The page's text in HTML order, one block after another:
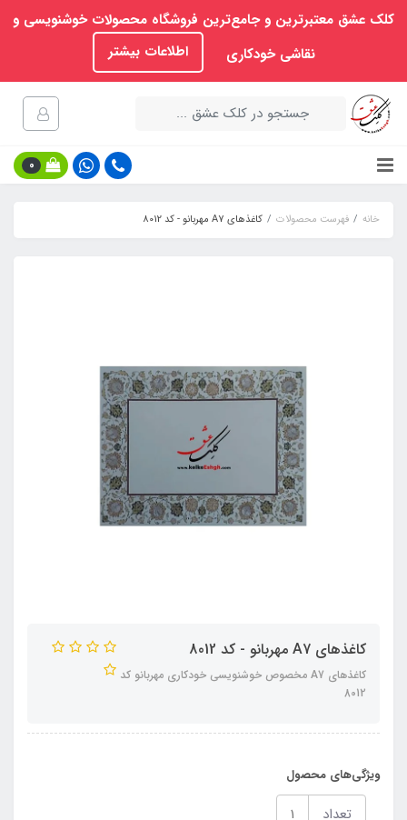
کلک عشق معتبرترین و جامع‌ترین فروشگاه محصولات خوشنویسی و
نقاشی خودکاری
اطلاعات بیشتر
0
خانه فهرست محصولات کاغذهای A7 مهربانو - کد 8012
کاغذهای A7 مهربانو - کد 8012
کاغذهای A7 مخصوص خوشنویسی خودکاری مهربانو کد
8012
ویژگی‌های محصول
تعداد